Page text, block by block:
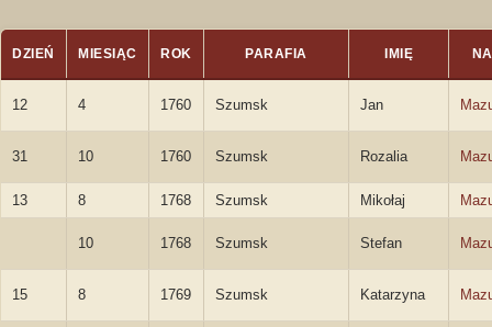
DZIEŃ MIESIĄC ROK PARAFIA IMIĘ
12 4 1760 Szumsk Jan
31 10 1760 Szumsk Rozalia
13 8 1768 Szumsk Mikołaj
10 1768 Szumsk Stefan
15 8 1769 Szumsk Katarzyna